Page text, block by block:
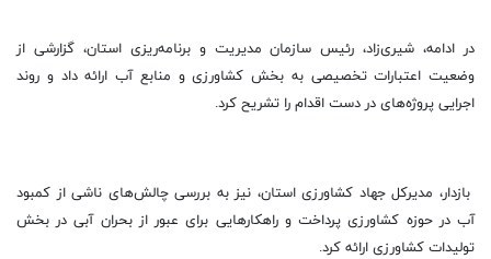
در ادامه، شیری‌زاد، رئیس سازمان مدیریت و برنامه‌ریزی استان، گزارشی از
وضعیت اعتبارات تخصیصی به بخش کشاورزی و منابع آب ارائه داد و روند
اجرایی پروژه‌های در دست اقدام را تشریح کرد.
بازدار، مدیرکل جهاد کشاورزی استان، نیز به بررسی چالش‌های ناشی از کمبود
آب در حوزه کشاورزی پرداخت و راهکارهایی برای عبور از بحران آبی در بخش
تولیدات کشاورزی ارائه کرد.